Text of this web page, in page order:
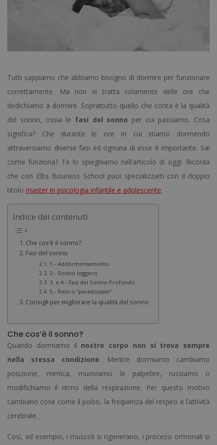
Tutti sappiamo che abbiamo bisogno di dormire per funzionare
correttamente. Ma non si tratta solamente delle ore che
dedichiamo a dormire. Soprattutto quello che conta è la qualità
del sonno, ossia le fasi del sonno per cui passiamo. Cosa
significa? Che durante le ore in cui stiamo dormendo
attraversiamo diverse fasi ed ognuna di esse è importante. Sai
come funziona? Te lo spieghiamo nell’articolo di oggi. Ricorda
che con Elbs Business School puoi specializzarti con il doppio
titolo master in psicologia infantile e adolescente.
Indice dei contenuti
Che cos’è il sonno?
Fasi del sonno
1.- Addormentamento
2.- Sonno leggero
3. e 4.- Fasi del Sonno Profondo
5.- Rem o “paradossale”
Consigli per migliorare la qualità del sonno
Che cos’è il sonno?
Quando dormiamo il nostro corpo non si trova sempre
nella stessa condizione. Mentre dormiamo cambiamo
posizione, mimica, muoviamo le palpebre, russiamo o
modifichiamo il ritmo della respirazione. Per questo motivo
cambiano cose come il polso, la frequenza del respiro e l’attività
cerebrale.
Così, ad esempio, i muscoli si rigenerano, i processi ormonali si